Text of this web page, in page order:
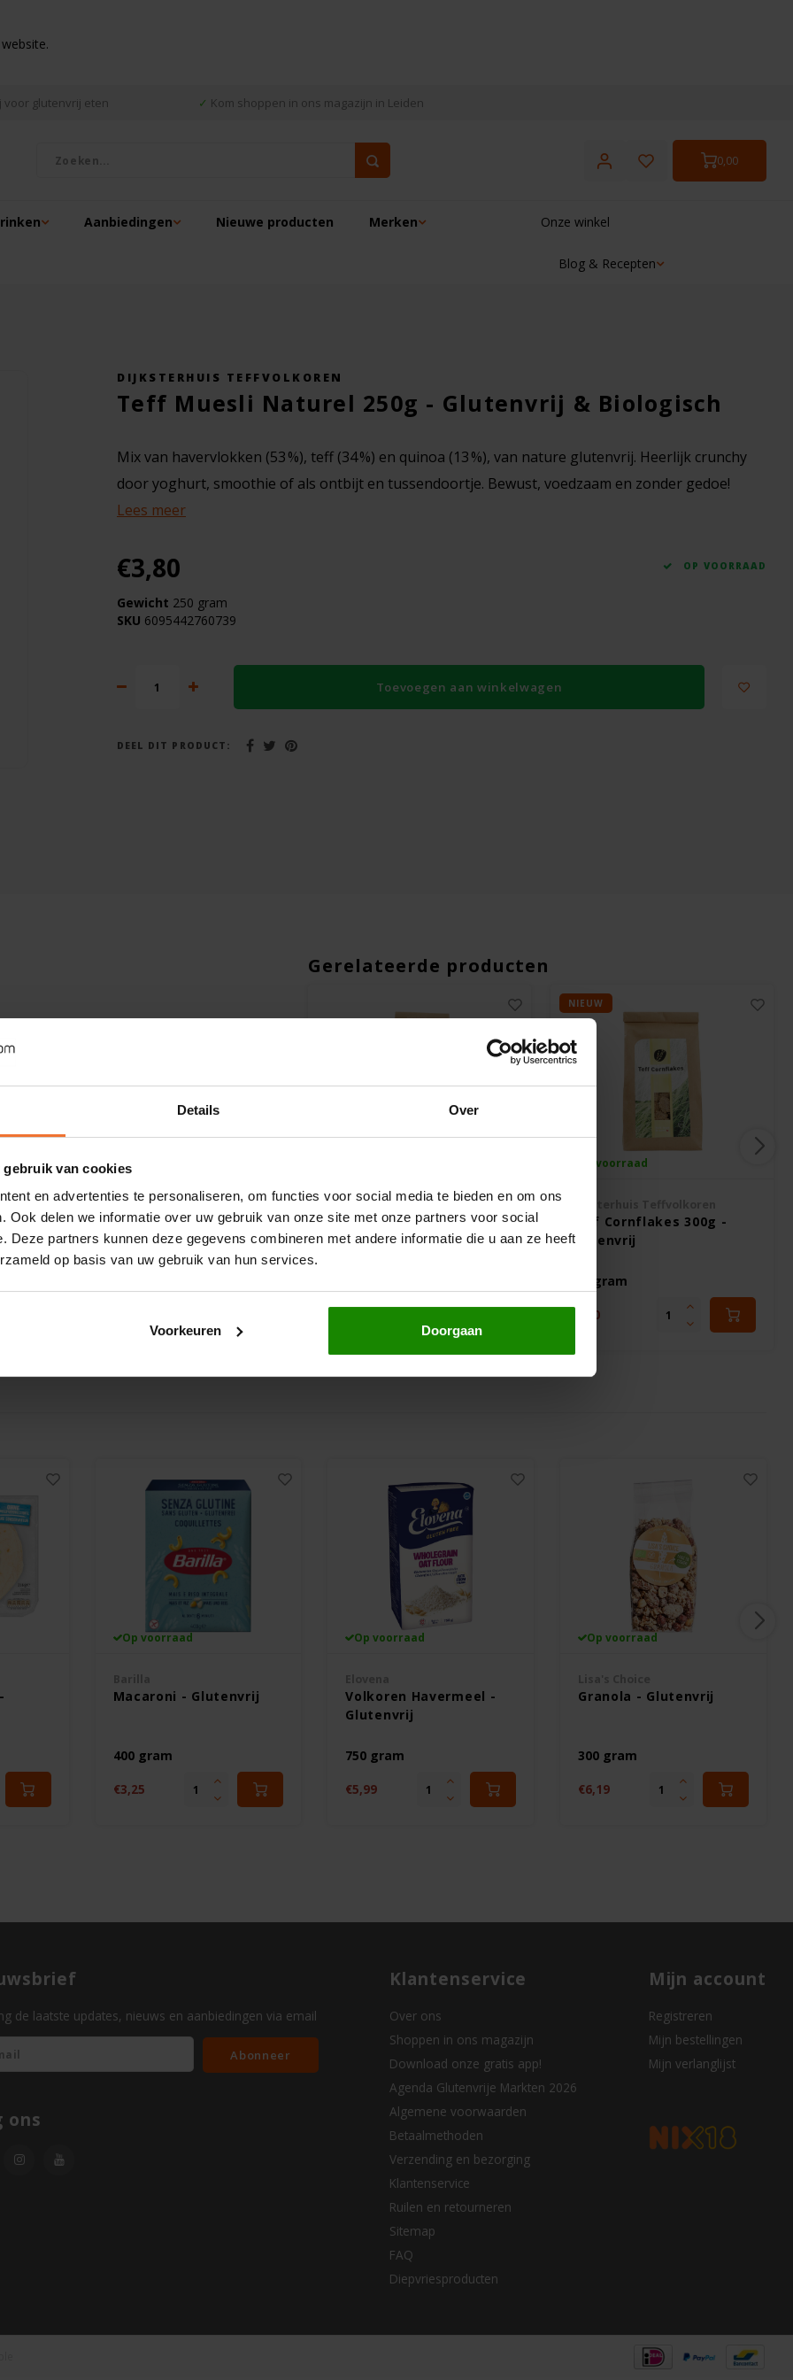
Details Over
van cookies
en advertenties te personaliseren, om functies voor social media te bieden en om ons
Ook delen we informatie over uw gebruik van onze site met onze partners voor social
Deze partners kunnen deze gegevens combineren met andere informatie die u aan ze heeft
op basis van uw gebruik van hun services.
Voorkeuren Doorgaan
voor glutenvrij eten ✓ Kom shoppen in ons magazijn in Leiden
0,00
Aanbiedingen Nieuwe producten Merken Onze winkel
Blog & Recepten
DIJKSTERHUIS TEFFVOLKOREN
Teff Muesli Naturel 250g - Glutenvrij & Biologisch
Mix van havervlokken (53 %), teff (34 %) en quinoa (13 %), van nature glutenvrij. Heerlijk crunchy
door yoghurt, smoothie of als ontbijt en tussendoortje. Bewust, voedzaam en zonder gedoe!
Lees meer
€3,80 OP VOORRAAD
Gewicht 250 gram
SKU 6095442760739
Toevoegen aan winkelwagen
DEEL DIT PRODUCT:
Gerelateerde producten
Op voorraad
Dijksterhuis Teffvolkoren
Teff Meel Wit 500g -
Glutenvrij
Dijksterhuis Teffvolkoren
Teff Vlokken 500g -
Glutenvrij
NIEUW
Op voorraad
Teff Cornflakes 300g -
Glutenvrij
300 gram
€4,60
Op voorraad
Macaroni - Glutenvrij
400 gram
€3,25
Op voorraad
Volkoren Havermeel -
Glutenvrij
750 gram
€5,99
Op voorraad
Granola - Glutenvrij
300 gram
€6,19
de laatste updates, nieuws en aanbiedingen via email
Abonneer
ons
Klantenservice
Over ons
Shoppen in ons magazijn
Download onze gratis app!
Agenda Glutenvrije Markten 2026
Algemene voorwaarden
Betaalmethoden
Verzending en bezorging
Klantenservice
Ruilen en retourneren
Sitemap
FAQ
Diepvriesproducten
Mijn account
Registreren
Mijn bestellingen
Mijn verlanglijst